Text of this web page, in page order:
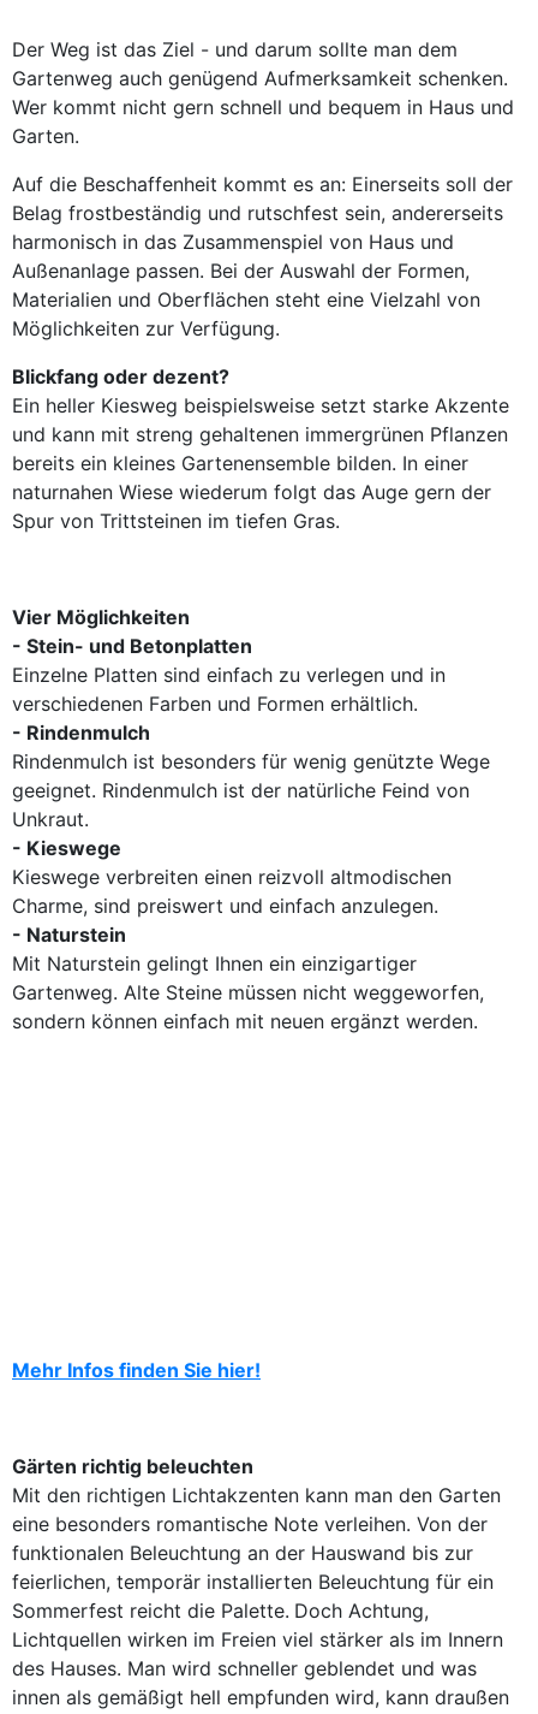
Der Weg ist das Ziel - und darum sollte man dem
Gartenweg auch genügend Aufmerksamkeit schenken.
Wer kommt nicht gern schnell und bequem in Haus und
Garten.
Auf die Beschaffenheit kommt es an: Einerseits soll der
Belag frostbeständig und rutschfest sein, andererseits
harmonisch in das Zusammenspiel von Haus und
Außenanlage passen. Bei der Auswahl der Formen,
Materialien und Oberflächen steht eine Vielzahl von
Möglichkeiten zur Verfügung.
Blickfang oder dezent?
Ein heller Kiesweg beispielsweise setzt starke Akzente
und kann mit streng gehaltenen immergrünen Pflanzen
bereits ein kleines Gartenensemble bilden. In einer
naturnahen Wiese wiederum folgt das Auge gern der
Spur von Trittsteinen im tiefen Gras.
Vier Möglichkeiten
- Stein- und Betonplatten
Einzelne Platten sind einfach zu verlegen und in
verschiedenen Farben und Formen erhältlich.
- Rindenmulch
Rindenmulch ist besonders für wenig genützte Wege
geeignet. Rindenmulch ist der natürliche Feind von
Unkraut.
- Kieswege
Kieswege verbreiten einen reizvoll altmodischen
Charme, sind preiswert und einfach anzulegen.
- Naturstein
Mit Naturstein gelingt Ihnen ein einzigartiger
Gartenweg. Alte Steine müssen nicht weggeworfen,
sondern können einfach mit neuen ergänzt werden.
Mehr Infos finden Sie hier!
Gärten richtig beleuchten
Mit den richtigen Lichtakzenten kann man den Garten
eine besonders romantische Note verleihen. Von der
funktionalen Beleuchtung an der Hauswand bis zur
feierlichen, temporär installierten Beleuchtung für ein
Sommerfest reicht die Palette. Doch Achtung,
Lichtquellen wirken im Freien viel stärker als im Innern
des Hauses. Man wird schneller geblendet und was
innen als gemäßigt hell empfunden wird, kann draußen